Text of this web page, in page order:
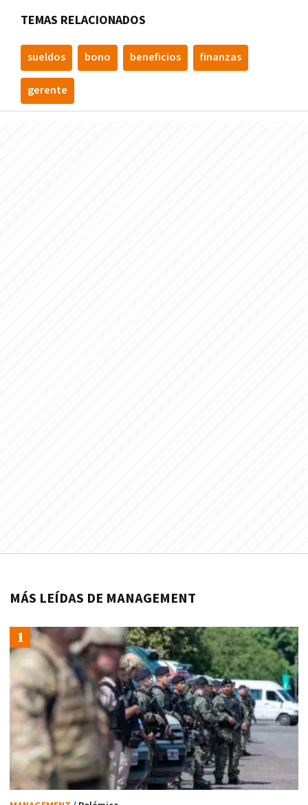
TEMAS RELACIONADOS
sueldos bono beneficios finanzas
gerente
MÁS LEÍDAS DE MANAGEMENT